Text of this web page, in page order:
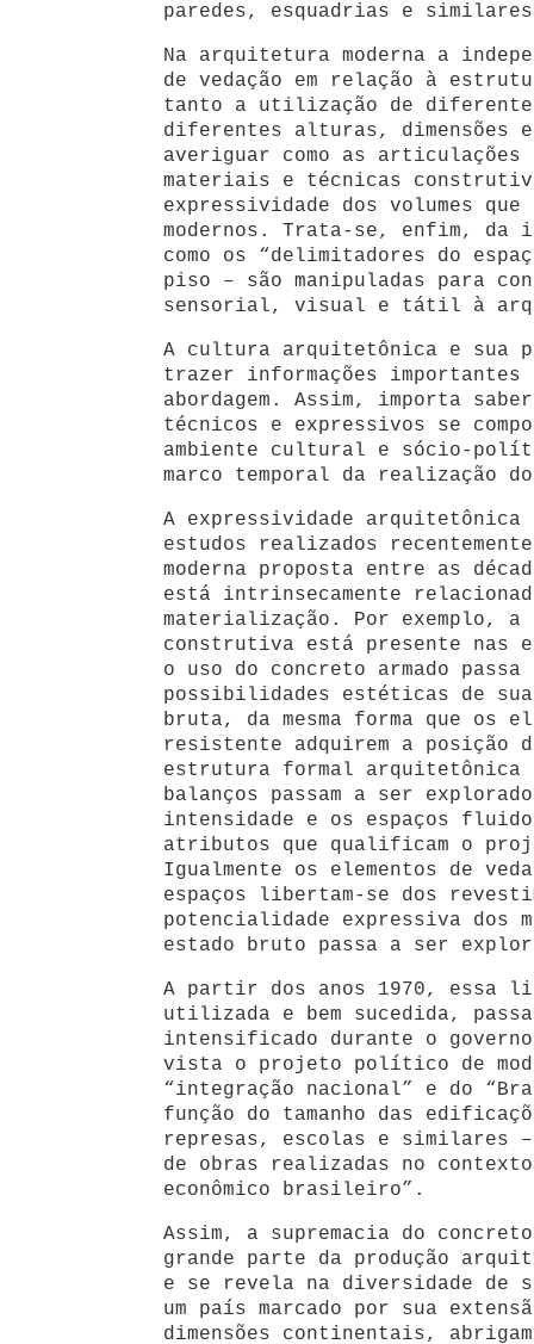
paredes, esquadrias e
Na arquitetura moderna a
de vedação em relação à
tanto a utilização de
diferentes alturas, dimensões
averiguar como as
materiais e técnicas
expressividade dos volumes que
modernos. Trata-se, enfim, da
como os “delimitadores do
piso – são manipuladas para
sensorial, visual e tátil à
A cultura arquitetônica e sua
trazer informações
abordagem. Assim, importa
técnicos e expressivos se
ambiente cultural e sócio-
marco temporal da realização
A expressividade arquitetônica
estudos realizados
moderna proposta entre as
está intrinsecamente
materialização. Por exemplo, a
construtiva está presente nas
o uso do concreto armado
possibilidades estéticas de
bruta, da mesma forma que os
resistente adquirem a posição
estrutura formal arquitetônica
balanços passam a ser
intensidade e os espaços
atributos que qualificam o
Igualmente os elementos de
espaços libertam-se dos
potencialidade expressiva dos
estado bruto passa a ser
A partir dos anos 1970, essa
utilizada e bem sucedida,
intensificado durante o
vista o projeto político de
“integração nacional” e do
função do tamanho das
represas, escolas e similares –
de obras realizadas no
econômico brasileiro”.
Assim, a supremacia do concreto
grande parte da produção
e se revela na diversidade de
um país marcado por sua
dimensões continentais,